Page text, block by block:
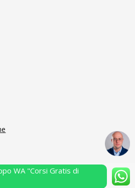
Performarsi S.a.s.
WA "Corsi Gratis di